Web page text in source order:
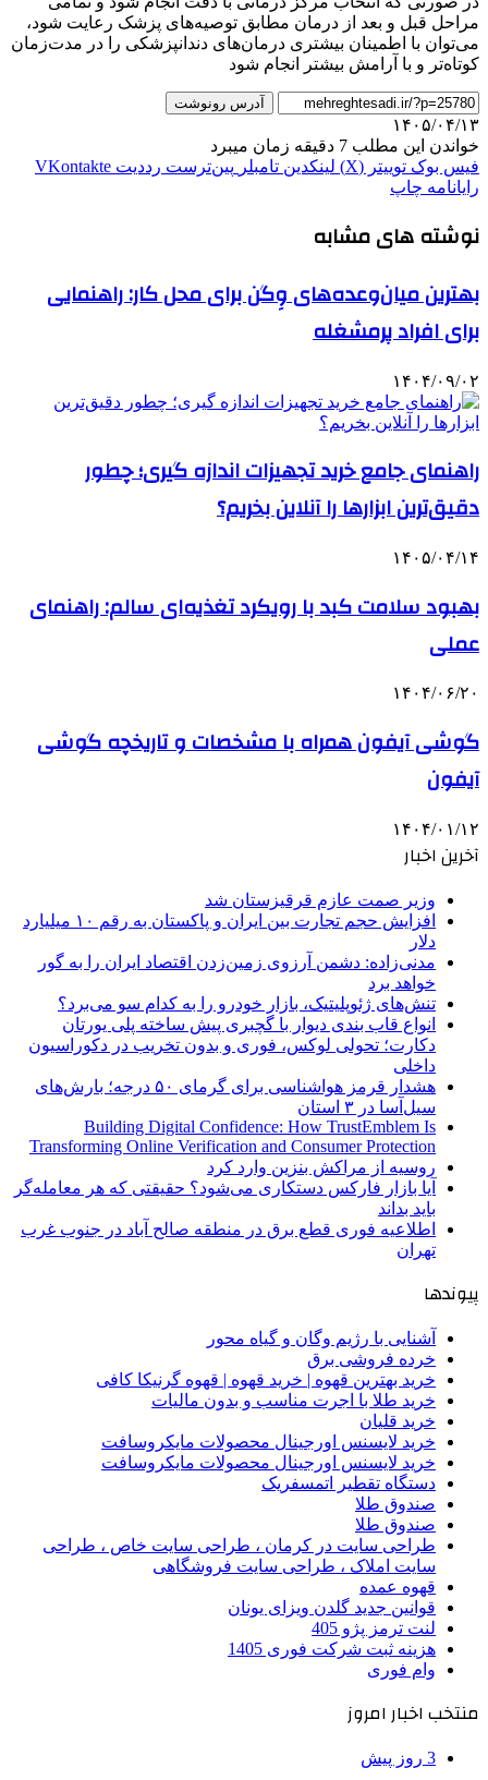
مراحل قبل و بعد از درمان مطابق توصیه‌های پزشک رعایت شود،
می‌توان با اطمینان بیشتری درمان‌های دندانپزشکی را در مدت‌زمان
کوتاه‌تر و با آرامش بیشتر انجام شود
آدرس رونوشت
۱۴۰۵/۰۴/۱۳
خواندن این مطلب 7 دقیقه زمان میبرد
فیس بوک توییتر (X) لینکدین ‫تامبلر ‫پین‌ترست ‫رددیت ‫VKontakte
رایانامه چاپ
نوشته های مشابه
بهترین میان‌وعده‌های وِگن برای محل کار: راهنمایی
برای افراد پرمشغله
۱۴۰۴/۰۹/۰۲
راهنمای جامع خرید تجهیزات اندازه گیری؛ چطور
دقیق‌ترین ابزارها را آنلاین بخریم؟
۱۴۰۵/۰۴/۱۴
بهبود سلامت کبد با رویکرد تغذیه‌ای سالم: راهنمای
عملی
۱۴۰۴/۰۶/۲۰
گوشی آیفون همراه با مشخصات و تاریخچه گوشی
آیفون
۱۴۰۴/۰۱/۱۲
آخرین اخبار
وزیر صمت عازم قرقیزستان شد
افزایش حجم تجارت بین ایران و پاکستان به رقم ۱۰ میلیارد
دلار
مدنی‌زاده: دشمن آرزوی زمین‌زدن اقتصاد ایران را به گور
خواهد برد
تنش‌های ژئوپلیتیک، بازار خودرو را به کدام سو می‌برد؟
انواع قاب بندی دیوار با گچبری پیش ساخته پلی یورتان
دکارت؛ تحولی لوکس، فوری و بدون تخریب در دکوراسیون
داخلی
هشدار قرمز هواشناسی برای گرمای ۵۰ درجه؛ بارش‌های
سیل‌آسا در ۳ استان
Building Digital Confidence: How TrustEmblem Is
Transforming Online Verification and Consumer Protection
روسیه از مراکش بنزین وارد کرد
آیا بازار فارکس دستکاری می‌شود؟ حقیقتی که هر معامله‌گر
باید بداند
اطلاعیه فوری قطع برق در منطقه صالح آباد در جنوب غرب
تهران
پیوندها
آشنایی با رژیم وگان و گیاه محور
خرده فروشی برق
خرید بهترین قهوه | خرید قهوه | قهوه گرنیکا کافی
خرید طلا با اجرت مناسب و بدون مالیات
خرید قلیان
خرید لایسنس اورجینال محصولات مایکروسافت
خرید لایسنس اورجینال محصولات مایکروسافت
دستگاه تقطیر اتمسفریک
صندوق طلا
صندوق طلا
طراحی سایت در کرمان ، طراحی سایت خاص ، طراحی
سایت املاک ، طراحی سایت فروشگاهی
قهوه عمده
قوانین جدید گلدن ویزای یونان
لنت ترمز پژو 405
هزینه ثبت شرکت فوری 1405
وام فوری
منتخب اخبار امروز
3 روز پیش